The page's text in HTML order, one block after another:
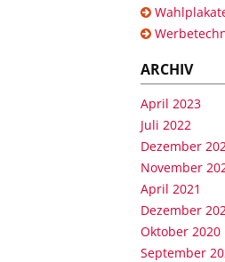
ARCHIV
April 2023
Juli 2022
Dezember
November
April 2021
Dezember
Oktober 2020
September